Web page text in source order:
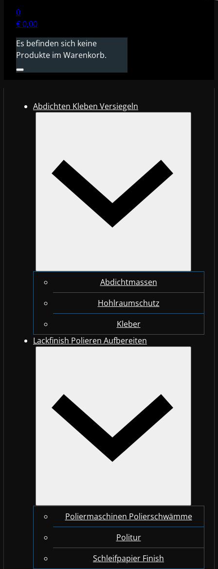
0
€0,00
Es befinden sich keine
Produkte im Warenkorb.
Abdichten Kleben Versiegeln
Abdichtmassen
Hohlraumschutz
Kleber
Lackfinish Polieren Aufbereiten
Poliermaschinen Polierschwämme
Politur
Schleifpapier Finish